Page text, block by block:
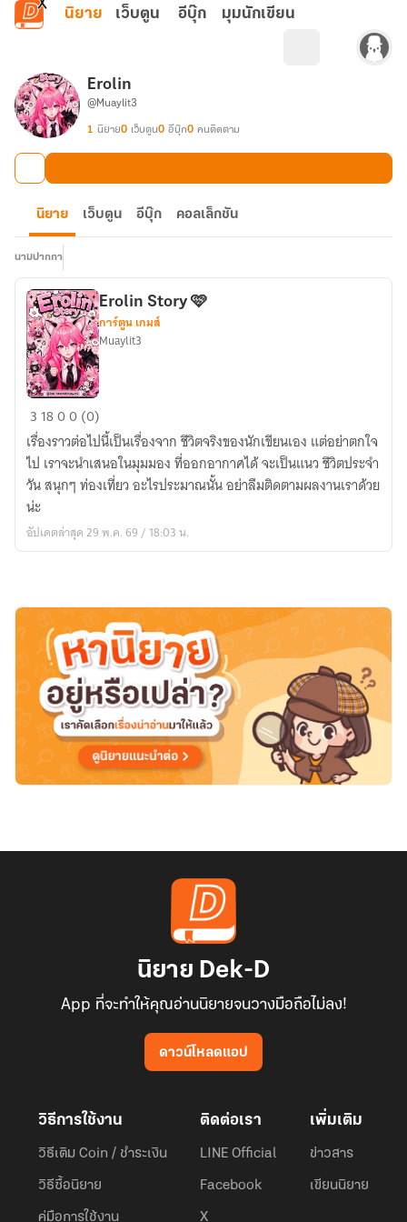
ข้ามไปยังเนื้อหาหลัก
นิยาย เว็บตูน อีบุ๊ก มุมนักเขียน
Erolin
@Muaylit3
1 นิยาย0 เว็บตูน0 อีบุ๊ก0 คนติดตาม
นิยาย เว็บตูน อีบุ๊ก คอลเล็กชัน
นามปากกา
Erolin
Story
🩷
Erolin Story 🩷
การ์ตูน เกมส์
Muaylit3
3 1800 (0)
เรื่องราวต่อไปนี้เป็นเรื่องจาก ชีวิตจริงของนักเขียนเอง แต่อย่าตกใจ
ไป เราจะนำเสนอในมุมมอง ที่ออกอากาศได้ จะเป็นแนว ชีวิตประจำ
วัน สนุกๆ ท่องเที่ยว อะไรประมาณนั้น อย่าลืมติดตามผลงานเราด้วย
น่ะ
อัปเดตล่าสุด 29 พ.ค. 69 / 18:03 น.
นิยาย Dek-D
App ที่จะทำให้คุณอ่านนิยายจนวางมือถือไม่ลง!
ดาวน์โหลดแอป
วิธีการใช้งาน
วิธีเติม Coin / ชำระเงิน
วิธีซื้อนิยาย
คู่มือการใช้งาน
ติดต่อเรา
LINE Official
Facebook
X
เพิ่มเติม
ข่าวสาร
เขียนนิยาย